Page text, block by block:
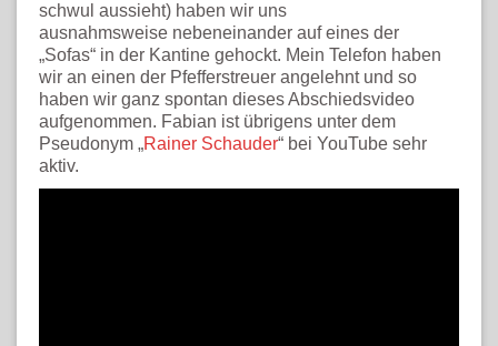
schwul aussieht) haben wir uns
ausnahmsweise nebeneinander auf eines der
„Sofas“ in der Kantine gehockt. Mein Telefon haben
wir an einen der Pfefferstreuer angelehnt und so
haben wir ganz spontan dieses Abschiedsvideo
aufgenommen. Fabian ist übrigens unter dem
Pseudonym „Rainer Schauder“ bei YouTube sehr
aktiv.